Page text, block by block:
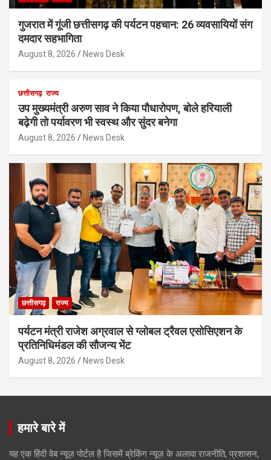
गुजरात में गूंजी छत्तीसगढ़ की पर्यटन पहचान: 26 व्यवसायियों संग
दमदार सहभागिता
August 8, 2026 News Desk
छत्तीसगढ़ राज्य
उप मुख्यमंत्री अरुण साव ने किया पौधारोपण, बोले हरियाली
बढ़ेगी तो पर्यावरण भी स्वस्थ और सुंदर बनेगा
August 8, 2026 News Desk
छत्तीसगढ़ राज्य
पर्यटन मंत्री राजेश अग्रवाल से ग्लोबल ट्रैवल एसोसिएशन के
प्रतिनिधिमंडल की सौजन्य भेंट
August 8, 2026 News Desk
हमारे बारे में
यह एक हिंदी वेब न्यूज़ पोर्टल है जिसमें ब्रेकिंग न्यूज़ के अलावा राजनीति, प्रशासन,